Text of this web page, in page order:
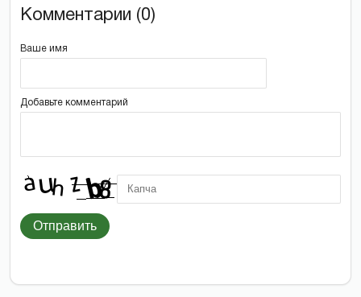
Комментарии (0)
Ваше имя
Добавьте комментарий
Отправить